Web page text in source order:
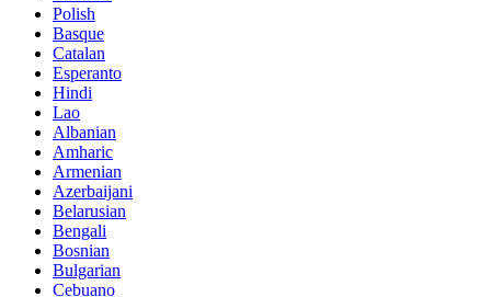
Polish
Basque
Catalan
Esperanto
Hindi
Lao
Albanian
Amharic
Armenian
Azerbaijani
Belarusian
Bengali
Bosnian
Bulgarian
Cebuano